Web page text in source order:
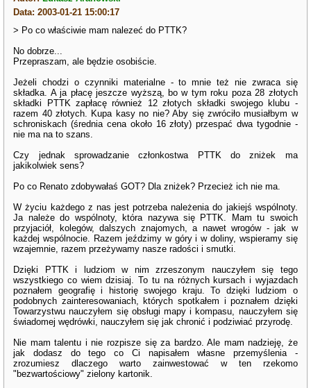
Data: 2003-01-21 15:00:17
> Po co właściwie mam nalezeć do PTTK?
No dobrze...
Przepraszam, ale będzie osobiście.
Jeżeli chodzi o czynniki materialne - to mnie też nie zwraca się
składka. A ja płacę jeszcze wyższą, bo w tym roku poza 28 złotych
składki PTTK zapłacę również 12 złotych składki swojego klubu -
razem 40 złotych. Kupa kasy no nie? Aby się zwróciło musiałbym w
schroniskach (średnia cena około 16 złoty) przespać dwa tygodnie -
nie ma na to szans.
Czy jednak sprowadzanie członkostwa PTTK do zniżek ma
jakikolwiek sens?
Po co Renato zdobywałaś GOT? Dla zniżek? Przecież ich nie ma.
W życiu każdego z nas jest potrzeba należenia do jakiejś wspólnoty.
Ja należe do wspólnoty, która nazywa się PTTK. Mam tu swoich
przyjaciół, kolegów, dalszych znajomych, a nawet wrogów - jak w
każdej wspólnocie. Razem jeździmy w góry i w doliny, wspieramy się
wzajemnie, razem przeżywamy nasze radości i smutki.
Dzięki PTTK i ludziom w nim zrzeszonym nauczyłem się tego
wszystkiego co wiem dzisiaj. To tu na różnych kursach i wyjazdach
poznałem geografię i historię swojego kraju. To dzięki ludziom o
podobnych zainteresowaniach, których spotkałem i poznałem dzięki
Towarzystwu nauczyłem się obsługi mapy i kompasu, nauczyłem się
świadomej wędrówki, nauczyłem się jak chronić i podziwiać przyrodę.
Nie mam talentu i nie rozpisze się za bardzo. Ale mam nadzieję, że
jak dodasz do tego co Ci napisałem własne przemyślenia -
zrozumiesz dlaczego warto zainwestować w ten rzekomo
"bezwartościowy" zielony kartonik.